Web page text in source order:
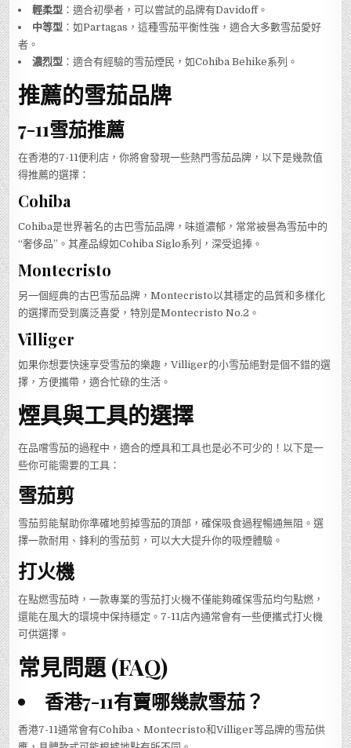
輕柔型 ：適合初學者，可以嘗試的品牌有Davidoff。
中等型 ：如Partagas，這種雪茄平衡性強，適合大多數雪茄愛好
者。
濃烈型 ：適合有經驗的雪茄煙民，如Cohiba Behike系列。
推薦的雪茄品牌
7-11雪茄推薦
在香港的7-11便利店，你將會發現一些熱門雪茄品牌，以下是幾款值
得推薦的選擇：
Cohiba
Cohiba是世界著名的古巴雪茄品牌，味道濃郁，常常被譽為雪茄中的
“奢侈品”。其產品線如Cohiba Siglo系列，深受追捧。
Montecristo
另一個經典的古巴雪茄品牌，Montecristo以其穩定的品質和多樣化
的選擇而受到廣泛喜愛，特別是Montecristo No.2。
Villiger
如果你想要快速享受雪茄的樂趣，Villiger的小雪茄絕對是個不錯的選
擇，方便攜帶，適合忙碌的生活。
煙具與工具的選擇
在品嚐雪茄的過程中，適合的煙具和工具也是必不可少的！以下是一
些你可能需要的工具：
雪茄剪
雪茄剪能幫助你準確地剪掉雪茄的頂部，確保吸食過程暢通無阻。選
擇一款耐用、鋒利的雪茄剪，可以大大提升你的吸煙體驗。
打火機
在點燃雪茄時，一款專業的雪茄打火機不僅能夠確保雪茄均勻點燃，
還能在風大的環境中保持穩定。7-11店內通常會有一些便攜式打火機
可供選擇。
常見問題 (FAQ)
香港7-11有賣哪幾款雪茄？
香港7-11通常會有Cohiba、Montecristo和Villiger等品牌的雪茄供